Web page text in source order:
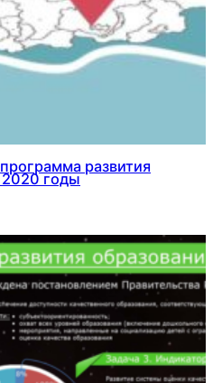
развития
2020 годы